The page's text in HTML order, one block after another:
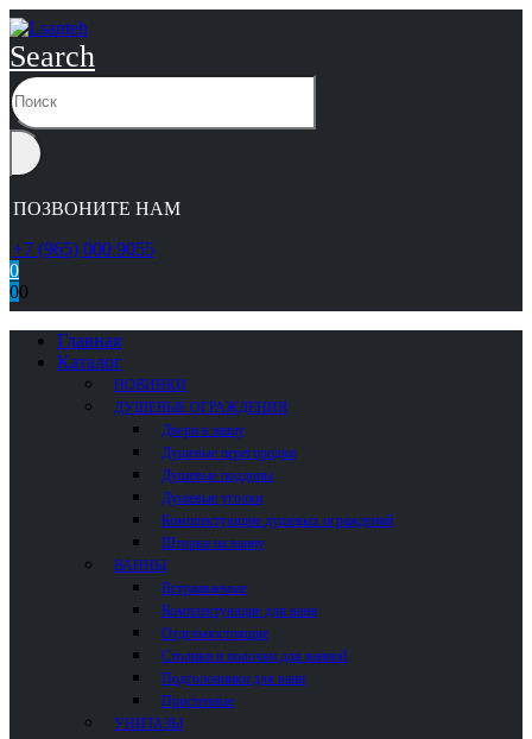
Search
ПОЗВОНИТЕ НАМ
+7 (965) 000 9055
0
00
Главная
Каталог
НОВИНКИ
ДУШЕВЫЕ ОГРАЖДЕНИЯ
Двери в нишу
Душевые перегородки
Душевые поддоны
Душевые уголки
Комплектующие душевых ограждений
Шторки на ванну
ВАННЫ
Встраиваемые
Комплектующие для ванн
Отдельностоящие
Столики и полочки для ванной
Подголовники для ванн
Пристенные
УНИТАЗЫ